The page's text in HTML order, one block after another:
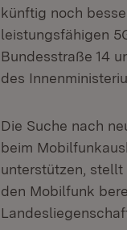
künftig noch
leistungsfähigen
Bundesstraße 14
des
Die Suche nach
beim
unterstützen,
den Mobilfunk